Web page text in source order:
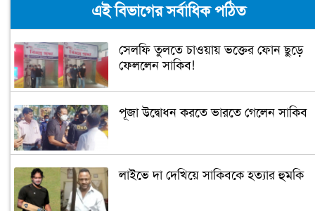
এই বিভাগের সর্বাধিক পঠিত
সেলফি তুলতে চাওয়ায় ভক্তের ফোন ছুড়ে
ফেললেন সাকিব!
পূজা উদ্বোধন করতে ভারতে গেলেন সাকিব
লাইভে দা দেখিয়ে সাকিবকে হত্যার হুমকি